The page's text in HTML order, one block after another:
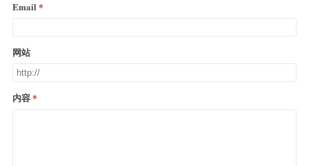
Email
网站
内容